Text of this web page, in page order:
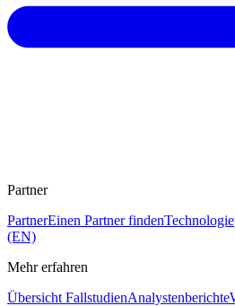
Partner
PartnerEinen Partner finden
(EN)
Mehr erfahren
Übersicht FallstudienAnalystenberichte